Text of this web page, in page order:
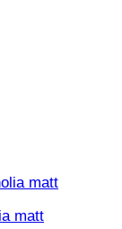
matt